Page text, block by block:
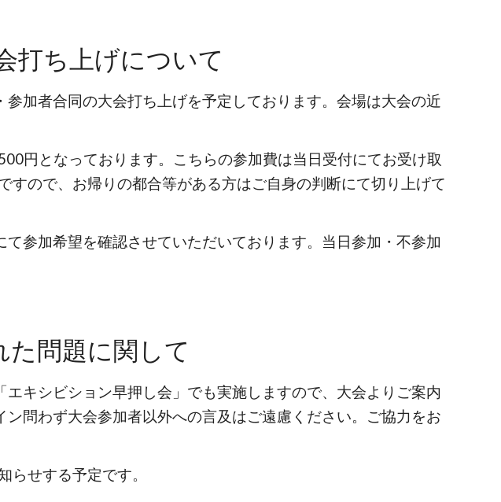
打ち上げについて
加者合同の大会打ち上げを予定しております。会場は大会の近
円となっております。こちらの参加費は当日受付にてお受け取
すので、お帰りの都合等がある方はご自身の判断にて切り上げて
参加希望を確認させていただいております。当日参加・不参加
た問題に関して
キシビション早押し会」でも実施しますので、大会よりご案内
問わず大会参加者以外への言及はご遠慮ください。ご協力をお
せする予定です。